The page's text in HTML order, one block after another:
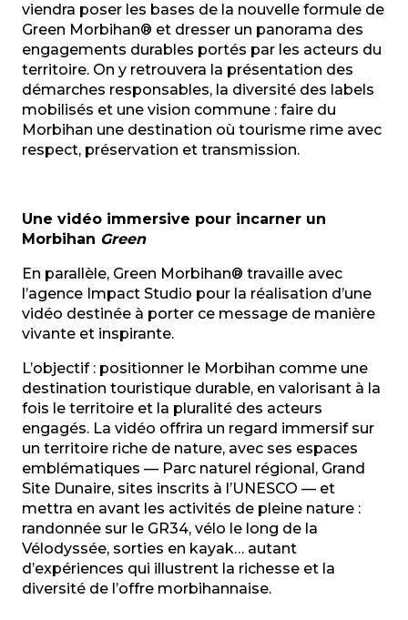
viendra poser les bases de la nouvelle formule de
Green Morbihan® et dresser un panorama des
engagements durables portés par les acteurs du
territoire. On y retrouvera la présentation des
démarches responsables, la diversité des labels
mobilisés et une vision commune : faire du
Morbihan une destination où tourisme rime avec
respect, préservation et transmission.
Une vidéo immersive pour incarner un
Morbihan Green
En parallèle, Green Morbihan® travaille avec
l’agence Impact Studio pour la réalisation d’une
vidéo destinée à porter ce message de manière
vivante et inspirante.
L’objectif : positionner le Morbihan comme une
destination touristique durable, en valorisant à la
fois le territoire et la pluralité des acteurs
engagés. La vidéo offrira un regard immersif sur
un territoire riche de nature, avec ses espaces
emblématiques — Parc naturel régional, Grand
Site Dunaire, sites inscrits à l’UNESCO — et
mettra en avant les activités de pleine nature :
randonnée sur le GR34, vélo le long de la
Vélodyssée, sorties en kayak… autant
d’expériences qui illustrent la richesse et la
diversité de l’offre morbihannaise.